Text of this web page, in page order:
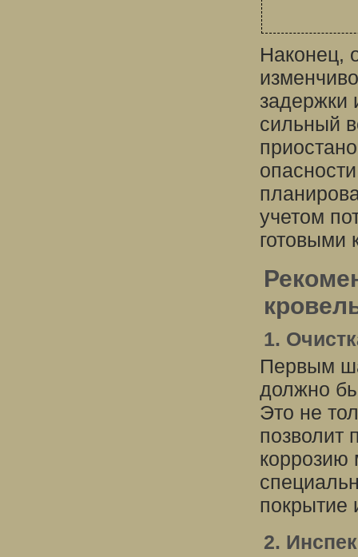
Наконец,
задержки
сильный
учетом
готовыми
1.
Первым
должно
Это не
позволит
коррозию
покрытие
2.